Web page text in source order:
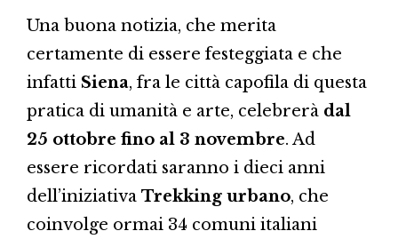
Una buona notizia, che merita
certamente di essere festeggiata e che
infatti Siena, fra le città capofila di questa
pratica di umanità e arte, celebrerà dal
25 ottobre fino al 3 novembre. Ad
essere ricordati saranno i dieci anni
dell’iniziativa Trekking urbano, che
coinvolge ormai 34 comuni italiani